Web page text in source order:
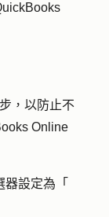
，以防止不
Online
器設定為「